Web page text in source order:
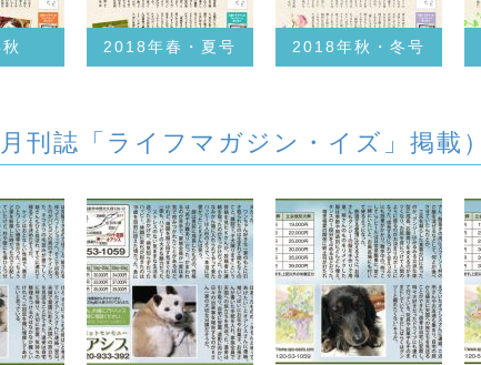
2018年春・夏号 2018年秋・冬号
刊誌「ライフマガジン・イズ」掲載）